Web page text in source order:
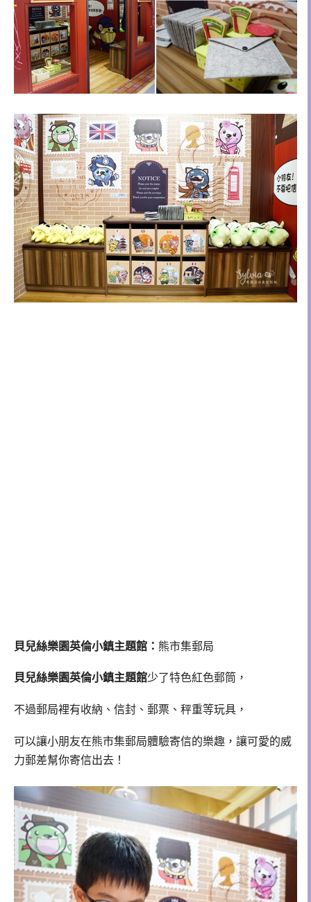
貝兒絲樂園英倫小鎮主題館： 熊市集郵局
貝兒絲樂園英倫小鎮主題館少了特色紅色郵筒，
不過郵局裡有收納、信封、郵票、秤重等玩具，
可以讓小朋友在熊市集郵局體驗寄信的樂趣，讓可愛的威
力郵差幫你寄信出去！